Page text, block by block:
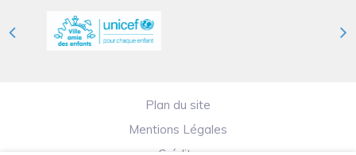
Plan du site
Mentions Légales